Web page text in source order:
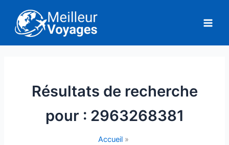
contenu
Résultats de recherche
pour : 2963268381
Accueil